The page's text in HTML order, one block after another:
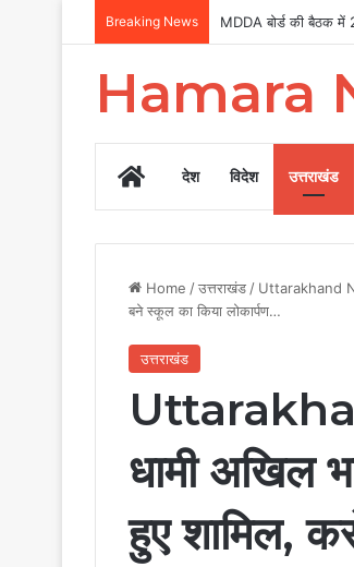
Breaking News Uttarakhand Tilu
Hamara
Homeदेश विदेश उत्तराखंड
Home /उत्तराखंड / Uttarakhand
बने स्कूल का किया लोकार्पण…
उत्तराखंड
धामी अखिल
हुए शामिल,